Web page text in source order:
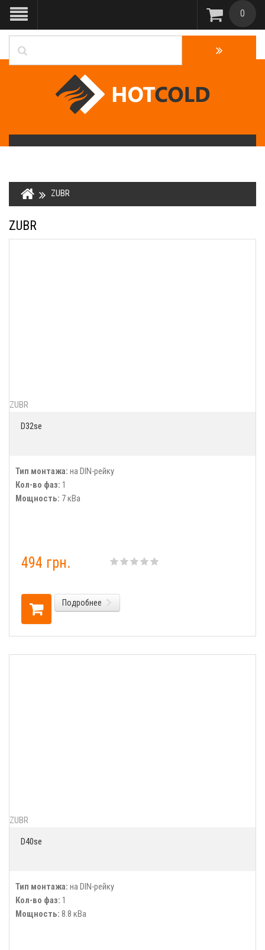
0
ZUBR
ZUBR
ZUBR
D32se
Тип монтажа: на DIN-рейку
Кол-во фаз: 1
Мощность: 7 кВа
494 грн.
Подробнее
ZUBR
D40se
Тип монтажа: на DIN-рейку
Кол-во фаз: 1
Мощность: 8.8 кВа